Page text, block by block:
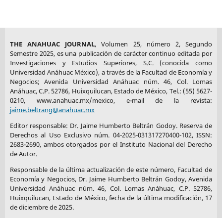
the Board of Directors and Investor Protection on
Managerial Discretion in Munificent Environments".
Corporate Social Responsibility and Environmental
Management, 26(1), 29-45.https://doi.org/10.1002/csr.1655
DOI:
https://doi.org/10.1002/csr.1655
"Integrated Information and the Cost of Capital".
International Business Review, 26(5), 959-975.
https://doi.org/10.1016/j.ibusrev.2017.03.004
DOI:https://doi.org/10.1016/j.ibusrev.2017.03.004
Garcia-Sanchez, I. M., Raimo, N. y Vitolla, F. (2020)."CEO
Power and Integrated Reporting". Meditari Accountancy
Research, 29(4), 908-942.
THE ANAHUAC JOURNAL, Volumen 25, número 2, Segundo
Semestre 2025, es una publicación de carácter continuo editada por
Investigaciones y Estudios Superiores, S.C. (conocida como
Universidad Anáhuac México), a través de la Facultad de Economía y
Negocios; Avenida Universidad Anáhuac núm. 46, Col. Lomas
Anáhuac, C.P. 52786, Huixquilucan, Estado de México, Tel.: (55) 5627-
0210, www.anahuac.mx/mexico, e-mail de la revista:
jaime.beltrang@anahuac.mx
Editor responsable: Dr. Jaime Humberto Beltrán Godoy. Reserva de
Derechos al Uso Exclusivo núm. 04-2025-031317270400-102, ISSN:
2683-2690, ambos otorgados por el Instituto Nacional del Derecho
de Autor.
Responsable de la última actualización de este número, Facultad de
Economía y Negocios, Dr. Jaime Humberto Beltrán Godoy, Avenida
Universidad Anáhuac núm. 46, Col. Lomas Anáhuac, C.P. 52786,
Huixquilucan, Estado de México, fecha de la última modificación, 17
de diciembre de 2025.